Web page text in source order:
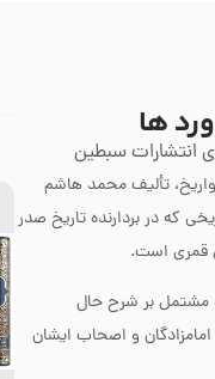
ها
انتشارات سبطین
تألیف محمد هاشم
که در بردارنده تاریخ صدر
قمری است.
مشتمل بر شرح حال
و اصحاب ایشان